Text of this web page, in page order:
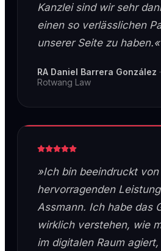
Kanzlei sind wir sehr
einen so verlässlichen
unserer Seite zu haben.«
RA Daniel Barrera González ·
Rotwang Law
»Ich bin beeindruckt von
hervorragenden
Assmann. Ich habe das
wirklich verstehen, wie
im digitalen Raum